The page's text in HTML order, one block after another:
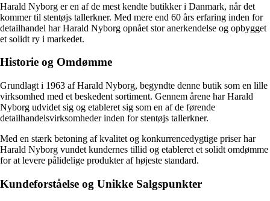
Harald Nyborg er en af ​​de mest kendte butikker i Danmark, når det
kommer til stentøjs tallerkner. Med mere end 60 års erfaring inden for
detailhandel har Harald Nyborg opnået stor anerkendelse og opbygget
et solidt ry i markedet.
Historie og Omdømme
Grundlagt i 1963 af Harald Nyborg, begyndte denne butik som en lille
virksomhed med et beskedent sortiment. Gennem årene har Harald
Nyborg udvidet sig og etableret sig som en af ​​de førende
detailhandelsvirksomheder inden for stentøjs tallerkner.
Med en stærk betoning af kvalitet og konkurrencedygtige priser har
Harald Nyborg vundet kundernes tillid og etableret et solidt omdømme
for at levere pålidelige produkter af højeste standard.
Kundeforståelse og Unikke Salgspunkter